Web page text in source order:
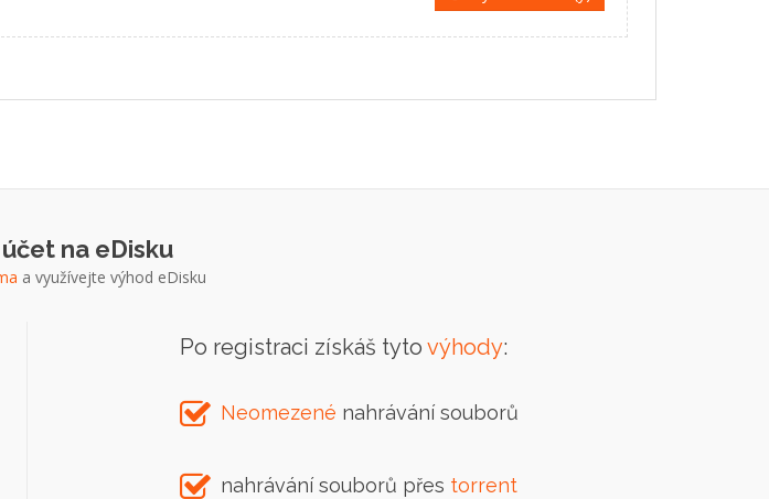
na eDisku
a využívejte výhod eDisku
Po registraci získáš tyto výhody:
Neomezené nahrávání souborů
nahrávání souborů přes torrent